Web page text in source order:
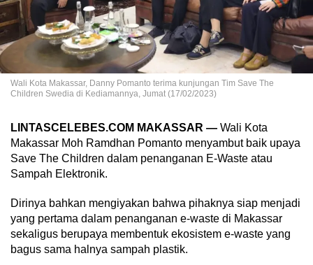
Wali Kota Makassar, Danny Pomanto terima kunjungan Tim Save The
Children Swedia di Kediamannya, Jumat (17/02/2023)
LINTASCELEBES.COM MAKASSAR — Wali Kota
Makassar Moh Ramdhan Pomanto menyambut baik upaya
Save The Children dalam penanganan E-Waste atau
Sampah Elektronik.
Dirinya bahkan mengiyakan bahwa pihaknya siap menjadi
yang pertama dalam penanganan e-waste di Makassar
sekaligus berupaya membentuk ekosistem e-waste yang
bagus sama halnya sampah plastik.